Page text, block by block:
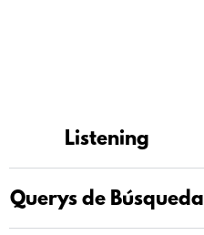
Listening
Querys de Búsqueda